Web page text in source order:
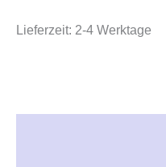
Lieferzeit: 2-4 Werktage